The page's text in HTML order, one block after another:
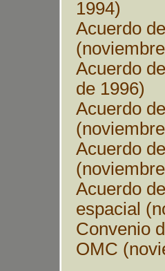
1994)
Acuerdo
Acuerdo
de 1996)
Acuerdo
Acuerdo
Acuerdo
espacial
Convenio
OMC